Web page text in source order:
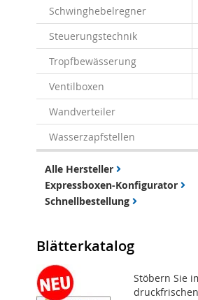
Schwinghebelregner
Steuerungstechnik
Tropfbewässerung
Ventilboxen
Wandverteiler
Wasserzapfstellen
Alle Hersteller
Expressboxen-Konfigurator
Schnellbestellung
Blätterkatalog
Stöbern Sie
druckfrischen